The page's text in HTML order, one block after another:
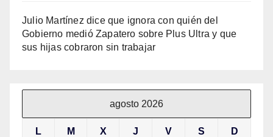
Julio Martínez dice que ignora con quién del
Gobierno medió Zapatero sobre Plus Ultra y que
sus hijas cobraron sin trabajar
agosto 2026
L M X J V S D